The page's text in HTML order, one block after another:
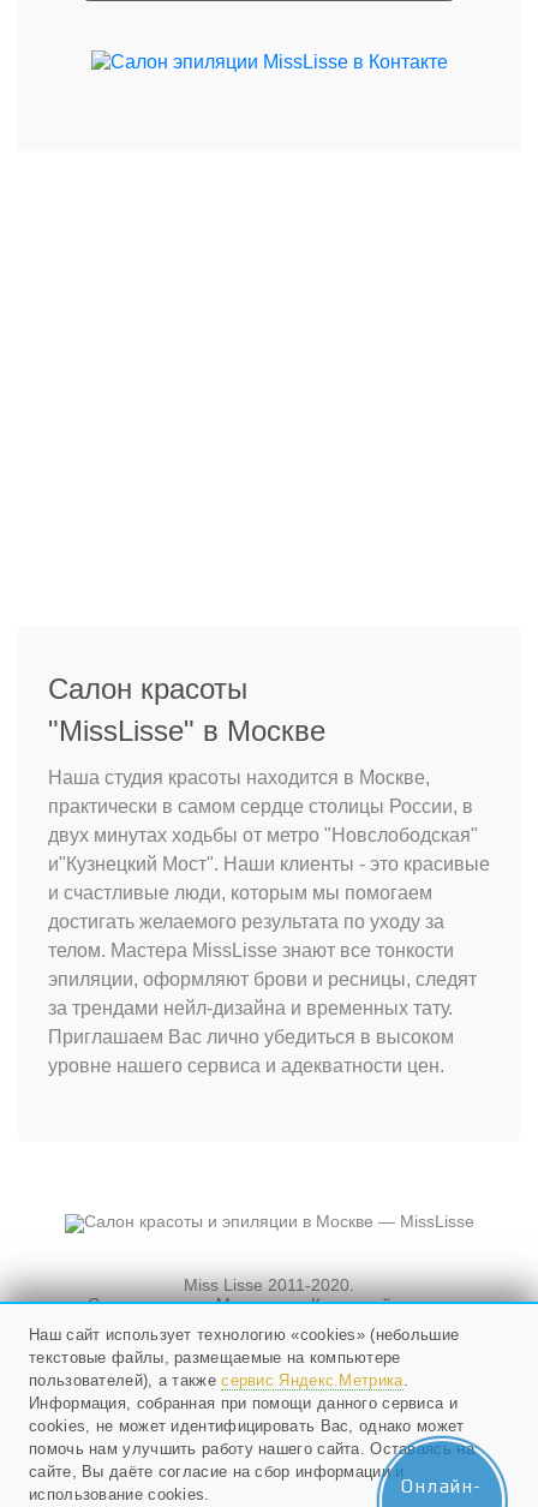
Салон красоты
"MissLisse" в Москве
Наша студия красоты находится в Москве,
практически в самом сердце столицы России, в
двух минутах ходьбы от метро "Новслободская"
и"Кузнецкий Мост". Наши клиенты - это красивые
и счастливые люди, которым мы помогаем
достигать желаемого результата по уходу за
телом. Мастера MissLisse знают все тонкости
эпиляции, оформляют брови и ресницы, следят
за трендами нейл-дизайна и временных тату.
Приглашаем Вас лично убедиться в высоком
уровне нашего сервиса и адекватности цен.
Miss Lisse 2011-2020.
Салон красоты. Москва, ул. Кузнецкий мост, и
Новослободская, д. 3, стр. 3
Мы работаем ежедневно
с 10 до 21, в воскресенье - с 10 до 20.
+79268524985;
E-mail:info@misslisse.ru
Наш сайт использует технологию «cookies» (небольшие
текстовые файлы, размещаемые на компьютере
пользователей), а такжесервис Яндекс.Метрика.
Информация, собранная при помощи данного сервиса и
cookies, не может идентифицировать Вас, однако может
помочь нам улучшить работу нашего сайта. Оставаясь на
сайте, Вы даёте согласие на сбор информации и
использование cookies.
Онлайн-